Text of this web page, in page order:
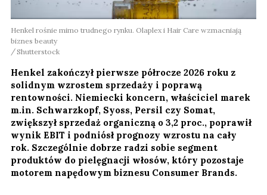
Henkel rośnie mimo trudnego rynku. Olaplex i Hair Care wzmacniają
biznes beauty
Shutterstock
Henkel zakończył pierwsze półrocze 2026 roku z
solidnym wzrostem sprzedaży i poprawą
rentowności. Niemiecki koncern, właściciel marek
m.in. Schwarzkopf, Syoss, Persil czy Somat,
zwiększył sprzedaż organiczną o 3,2 proc., poprawił
wynik EBIT i podniósł prognozy wzrostu na cały
rok. Szczególnie dobrze radzi sobie segment
produktów do pielęgnacji włosów, który pozostaje
motorem napędowym biznesu Consumer Brands.